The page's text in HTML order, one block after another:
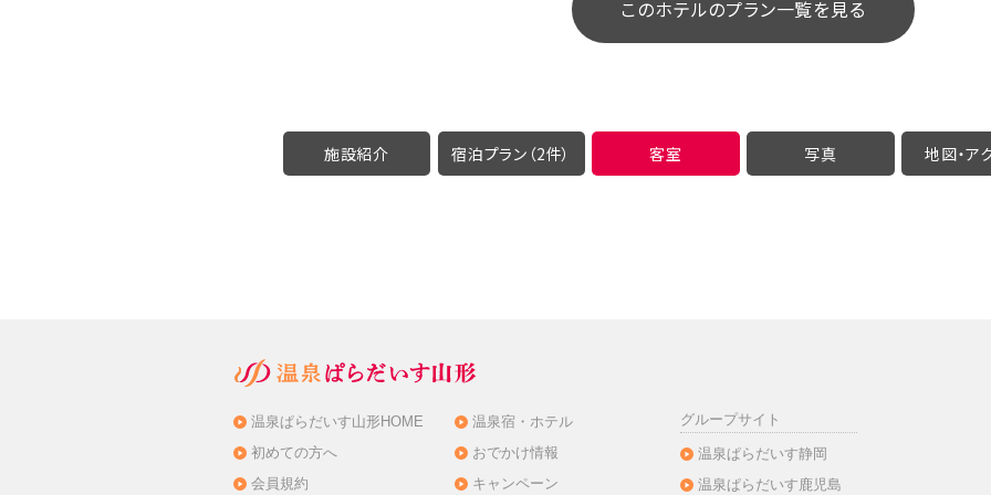
このホテルのプラン一覧を見る
施設紹介 宿泊プラン（2件） 客室 写真 地図・ア
温泉ぱらだいす山形HOME
初めての方へ
会員規約
温泉宿・ホテル
おでかけ情報
キャンペーン
グループサイト
温泉ぱらだいす静岡
温泉ぱらだいす鹿児島